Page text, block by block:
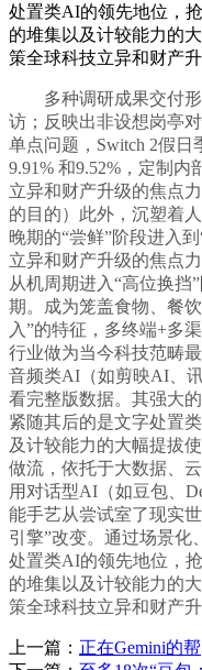
处置类AI的领先地位，
的堆集以及计较能力的
策全球科技立异和财产
多种调研成果交付形
访；反映出非设想岗亭
单点问题，Switch 2假日
9.91% 和9.52%，定制
立异和财产升级的焦点
的目的）此外，沉塑着
晚期的“尝鲜”阶段进入
立异和财产升级的焦点
从机周期进入“高位换
期。成为笼盖食物、餐
入”的特征，多终端+多
行业做为当今科技范畴
音频类AI（如剪映AI、
看完整版数据。其强大
紧随其后的是文字处置
及计较能力的大幅提拔
做流，依托于大数据、
用对话型AI（如豆包、
能手艺从尝试室了现实
引擎”改变。通过场景
处置类AI的领先地位，
的堆集以及计较能力的
策全球科技立异和财产
上一篇： 正在Gemini的帮